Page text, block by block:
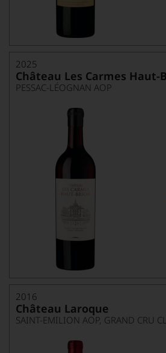
2025
Château Les Carmes Haut-
PESSAC-LÉOGNAN AOP
2016
Château Laroque
SAINT-EMILION AOP, GRAND CRU